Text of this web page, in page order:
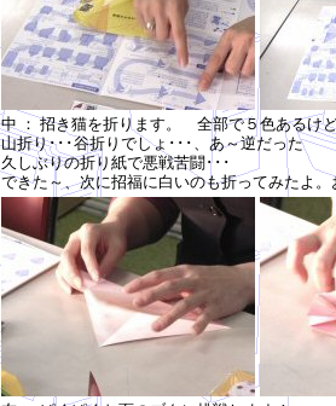
中 ： 招き猫を折ります。 全部で５色あるけ
山折り･･･谷折りでしょ･･･、あ～逆だった
久しぶりの折り紙で悪戦苦闘･･･
できた～、次に招福に白いのも折ってみたよ